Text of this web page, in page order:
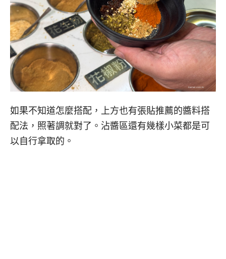
如果不知道怎麼搭配，上方也有張貼推薦的醬料搭
配法，照著調就對了。沾醬區還有幾樣小菜都是可
以自行拿取的。